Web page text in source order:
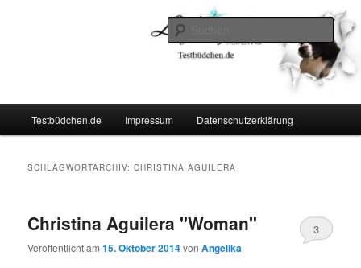
Testbüdchen.de Impressum Datenschutzerklärung
SCHLAGWORTARCHIV:CHRISTINA AGUILERA
Christina Aguilera "Woman"
Veröffentlicht am15. Oktober 2014vonAngelika
3